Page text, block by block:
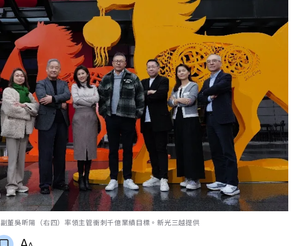
董吳昕陽（右四）率領主管衝刺千億業績目標。新光三越提供